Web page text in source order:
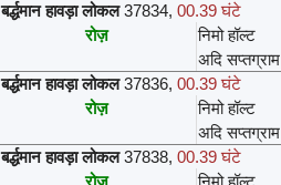
बर्द्धमान हावड़ा लोकल 37834,00.39 घंटे
रोज़
निमो हॉल्ट
अदि सप्तग्राम
बर्द्धमान हावड़ा लोकल 37836,00.39 घंटे
रोज़
निमो हॉल्ट
अदि सप्तग्राम
बर्द्धमान हावड़ा लोकल 37838,00.39 घंटे